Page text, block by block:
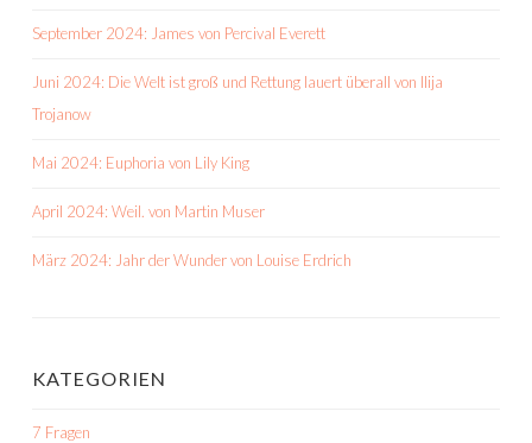
September 2024: James von Percival Everett
Juni 2024: Die Welt ist groß und Rettung lauert überall von Ilija
Trojanow
Mai 2024: Euphoria von Lily King
April 2024: Weil. von Martin Muser
März 2024: Jahr der Wunder von Louise Erdrich
KATEGORIEN
7 Fragen